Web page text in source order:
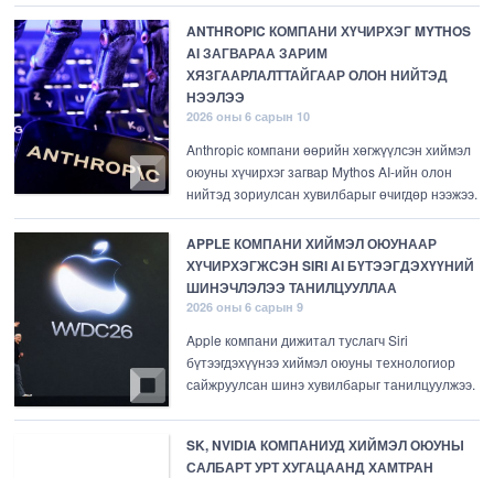
ANTHROPIC КОМПАНИ ХҮЧИРХЭГ MYTHOS
AI ЗАГВАРАА ЗАРИМ
ХЯЗГААРЛАЛТТАЙГААР ОЛОН НИЙТЭД
НЭЭЛЭЭ
2026 оны 6 сарын 10
Anthropic компани өөрийн хөгжүүлсэн хиймэл
оюуны хүчирхэг загвар Mythos AI-ийн олон
нийтэд зориулсан хувилбарыг өчигдөр нээжээ.
APPLE КОМПАНИ ХИЙМЭЛ ОЮУНААР
ХҮЧИРХЭГЖСЭН SIRI AI БҮТЭЭГДЭХҮҮНИЙ
ШИНЭЧЛЭЛЭЭ ТАНИЛЦУУЛЛАА
2026 оны 6 сарын 9
Apple компани дижитал туслагч Siri
бүтээгдэхүүнээ хиймэл оюуны технологиор
сайжруулсан шинэ хувилбарыг танилцуулжээ.
SK, NVIDIA КОМПАНИУД ХИЙМЭЛ ОЮУНЫ
САЛБАРТ УРТ ХУГАЦААНД ХАМТРАН